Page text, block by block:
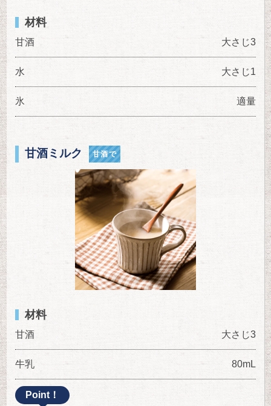
材料
甘酒 大さじ3
水 大さじ1
氷 適量
甘酒ミルク 甘酒で
材料
甘酒 大さじ3
牛乳 80mL
Point！